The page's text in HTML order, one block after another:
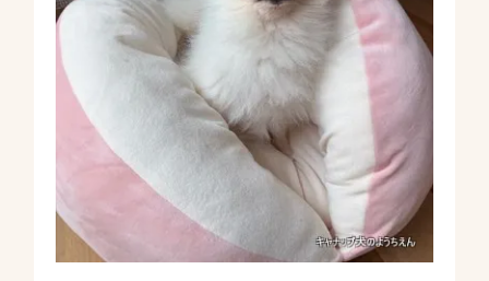
吹田教室
高槻教室
canup公式 吹田教室